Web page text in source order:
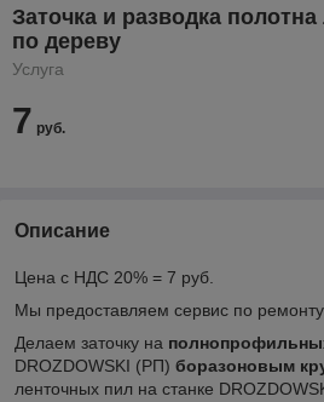
Заточка и разводка
по дереву
Услуга
7 руб.
Описание
Цена с НДС 20% = 7 руб.
Мы предоставляем сервис по
Делаем заточку на
DROZDOWSKI (РП) боразоновым
ленточных пил на станке